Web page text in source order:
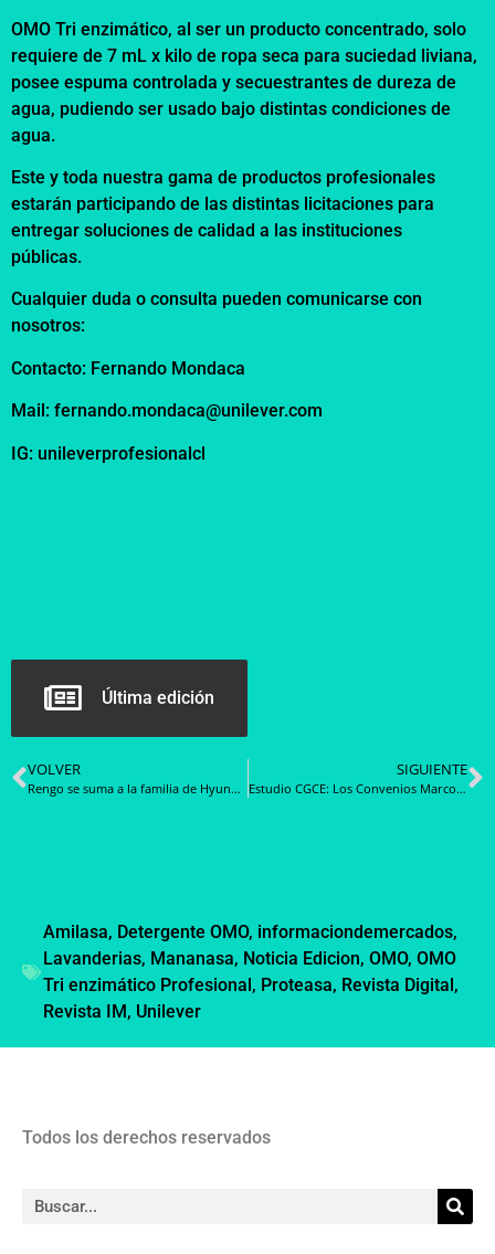
OMO Tri enzimático, al ser un producto concentrado, solo
requiere de 7 mL x kilo de ropa seca para suciedad liviana,
posee espuma controlada y secuestrantes de dureza de
agua, pudiendo ser usado bajo distintas condiciones de
agua.
Este y toda nuestra gama de productos profesionales
estarán participando de las distintas licitaciones para
entregar soluciones de calidad a las instituciones
públicas.
Cualquier duda o consulta pueden comunicarse con
nosotros:
Contacto: Fernando Mondaca
Mail: fernando.mondaca@unilever.com
IG: unileverprofesionalcl
Última edición
VOLVER
Rengo se suma a la familia de Hyundai Camiones & Buses con un nuevo camión Tolva EX9 DLX
SIGUIENTE
Estudio CGCE: Los Convenios Marco de Tecnología han transado 9.111.855 USD
Amilasa, Detergente OMO, informaciondemercados,
Lavanderias, Mananasa, Noticia Edicion, OMO, OMO
Tri enzimático Profesional, Proteasa, Revista Digital,
Revista IM, Unilever
Todos los derechos reservados